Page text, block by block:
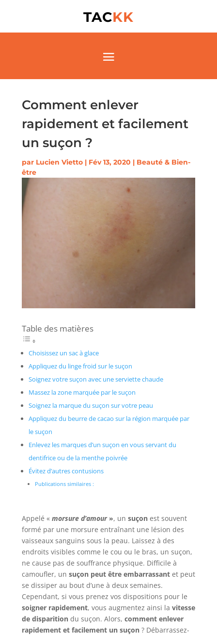
TACKK
Comment enlever
rapidement et facilement
un suçon ?
par Lucien Vietto| Fév 13, 2020 | Beauté & Bien-
être
Table des matières
Choisissez un sac à glace
Appliquez du linge froid sur le suçon
Soignez votre suçon avec une serviette chaude
Massez la zone marquée par le suçon
Soignez la marque du suçon sur votre peau
Appliquez du beurre de cacao sur la région marquée par
le suçon
Enlevez les marques d’un suçon en vous servant du
dentifrice ou de la menthe poivrée
Évitez d’autres contusions
Publications similaires :
Appelé « morsure d’amour», un suçonest souvent
formé par une morsure entraînant une lésion des
vaisseaux sanguins sous la peau. Laissez à des
endroits visibles comme le cou ou le bras, un suçon,
ne cause pas de souffrance physique. Difficile à
camoufler, un suçon peut être embarrassantet peut
se dissiper au bout d’une à deux semaines.
Cependant, si vous prenez vos dispositions pour le
soigner rapidement, vous augmentez ainsi la vitesse
de disparitiondu suçon. Alors, comment enlever
rapidement et facilement un suçon? Débarrassez-